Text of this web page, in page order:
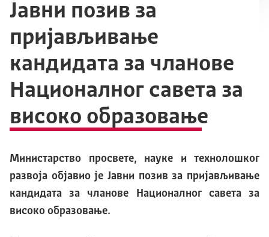
Јавни позив за
пријављивање
кандидата за чланове
Националног савета за
високо образовање
Министарство просвете, науке и технолошког
развоја објавио је Јавни позив за пријављивање
кандидата за чланове Националног савета за
високо образовање.